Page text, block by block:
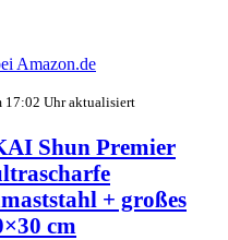
Amazon.de
17:02 Uhr aktualisiert
Shun Premier
+ großes
cm